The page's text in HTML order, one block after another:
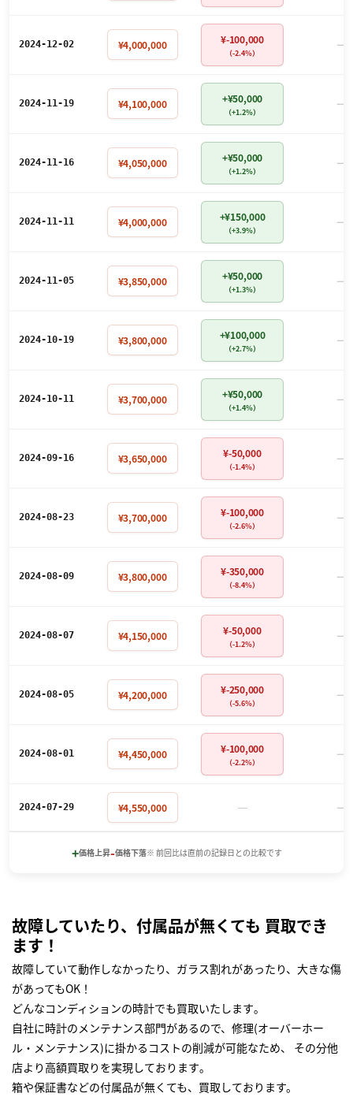
2024-12-02 ¥4,000,000 ¥-100,000
（-2.4%） －
2024-11-19 ¥4,100,000 +¥50,000
（+1.2%） －
2024-11-16 ¥4,050,000 +¥50,000
（+1.2%） －
2024-11-11 ¥4,000,000 +¥150,000
（+3.9%） －
2024-11-05 ¥3,850,000 +¥50,000
（+1.3%） －
2024-10-19 ¥3,800,000 +¥100,000
（+2.7%） －
2024-10-11 ¥3,700,000 +¥50,000
（+1.4%） －
2024-09-16 ¥3,650,000 ¥-50,000
（-1.4%） －
2024-08-23 ¥3,700,000 ¥-100,000
（-2.6%） －
2024-08-09 ¥3,800,000 ¥-350,000
（-8.4%） －
2024-08-07 ¥4,150,000 ¥-50,000
（-1.2%） －
2024-08-05 ¥4,200,000 ¥-250,000
（-5.6%） －
2024-08-01 ¥4,450,000 ¥-100,000
（-2.2%） －
2024-07-29 ¥4,550,000 － －
+価格上昇-価格下落※ 前回比は直前の記録日との比較です
故障していたり、付属品が無くても 買取でき
ます！
故障していて動作しなかったり、ガラス割れがあったり、大きな傷
があってもOK！
どんなコンディションの時計でも買取いたします｡
自社に時計のメンテナンス部門があるので、修理(オーバーホー
ル・メンテナンス)に掛かるコストの削減が可能なため、 その分他
店より高額買取りを実現しております｡
箱や保証書などの付属品が無くても、買取しております。